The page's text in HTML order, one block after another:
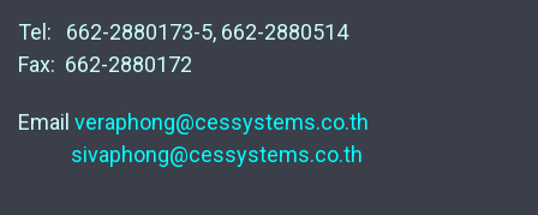
Tel: 662-2880173-5, 662-2880514
Fax: 662-2880172
Email veraphong@cessystems.co.th
sivaphong@cessystems.co.th